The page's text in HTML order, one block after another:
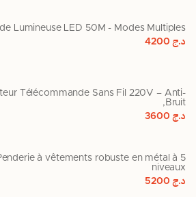
Lumineuse LED 50M - Modes Multiples
د.ج4200
Télécommande Sans Fil 220V – Anti-
Bruit,
د.ج3600
à vêtements robuste en métal à 5
niveaux
د.ج5200